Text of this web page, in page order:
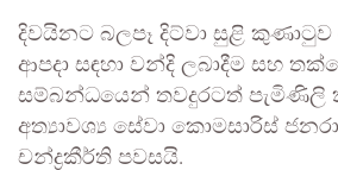
දිවයිනට බලපෑ දිට්වා සුළි
ආපදා සඳහා වන්දි ලබාදීම සහ
සම්බන්ධයෙන් තවදුරටත් පැමිණිලි
අත්‍යාවශ්‍ය සේවා කොමසාරිස්
චන්ද්‍රකීර්ති පවසයි.